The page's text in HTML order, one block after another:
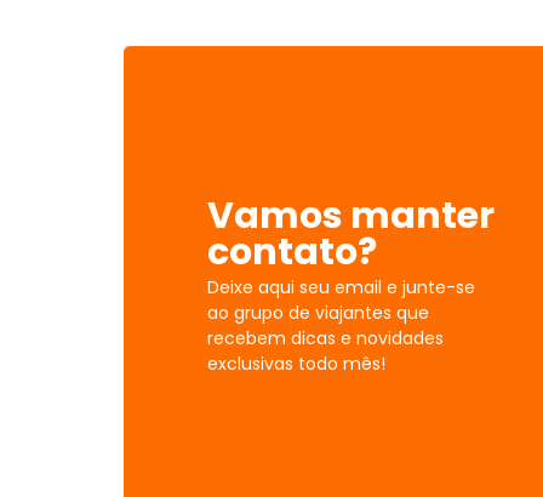
Vamos manter
contato?
Deixe aqui seu email e junte-se
ao grupo de viajantes que
recebem dicas e novidades
exclusivas todo mês!